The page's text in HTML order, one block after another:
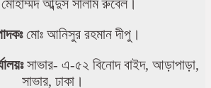
মোহাম্মদ আব্দুস সালাম রুবেল।
মোঃ আনিসুর রহমান দীপু।
সাভার- এ-৫২ বিনোদ বাইদ, আড়াপাড়া,
সাভার, ঢাকা।